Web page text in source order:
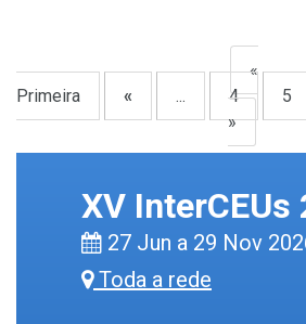
«
Primeira
« ... 4 5
»
XV InterCEUs
27 Jun a 29 Nov
Toda a rede